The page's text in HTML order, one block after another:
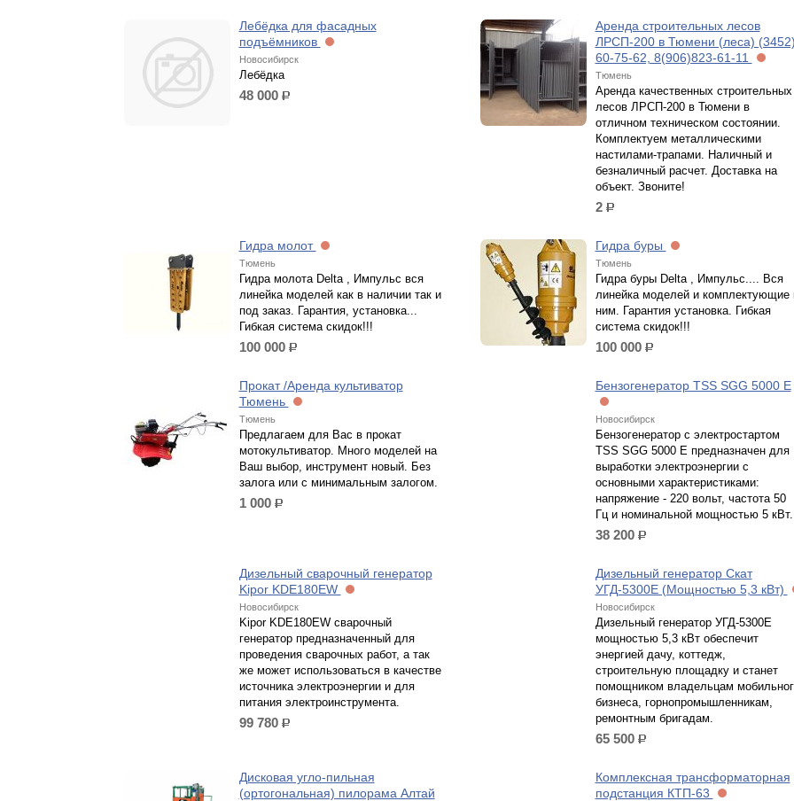
Лебёдка для фасадных
подъёмников
Новосибирск
Лебёдка
48 000 р.
Аренда строительных лесов
ЛРСП-200 в Тюмени (леса)
60-75-62, 8(906)823-61-11
Тюмень
Аренда качественных строительных
лесов ЛРСП-200 в Тюмени в
отличном техническом состоянии.
Комплектуем металлическими
настилами-трапами. Наличный и
безналичный расчет. Доставка на
объект. Звоните!
2 р.
Гидра молот
Тюмень
Гидра молота Delta , Импульс вся
линейка моделей как в наличии так и
под заказ. Гарантия, установка...
Гибкая система скидок!!!
100 000 р.
Гидра буры
Тюмень
Гидра буры Delta , Импульс.... Вся
линейка моделей и комплектующие
ним. Гарантия установка. Гибкая
система скидок!!!
100 000 р.
Прокат /Аренда культиватор
Тюмень
Тюмень
Предлагаем для Вас в прокат
мотокультиватор. Много моделей на
Ваш выбор, инструмент новый. Без
залога или с минимальным залогом.
1 000 р.
Бензогенератор TSS SGG 5000 E
Новосибирск
Бензогенератор с электростартом
TSS SGG 5000 E предназначен для
выработки электроэнергии с
основными характеристиками:
напряжение - 220 вольт, частота 50
Гц и номинальной мощностью 5 кВт.
38 200 р.
Дизельный сварочный генератор
Kipor KDE180EW
Новосибирск
Kipor KDE180EW сварочный
генератор предназначенный для
проведения сварочных работ, а так
же может использоваться в качестве
источника электроэнергии и для
питания электроинструмента.
99 780 р.
Дизельный генератор Скат
УГД-5300Е (Мощностью 5,3 кВт)
Новосибирск
Дизельный генератор УГД-5300Е
мощностью 5,3 кВт обеспечит
энергией дачу, коттедж,
строительную площадку и станет
помощником владельцам
бизнеса, горнопромышленникам,
ремонтным бригадам.
65 500 р.
Дисковая угло-пильная
(ортогональная) пилорама Алтай
Комплексная трансформаторная
подстанция КТП-63